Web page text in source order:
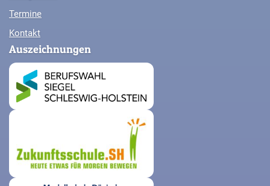
Termine
Kontakt
Auszeichnungen